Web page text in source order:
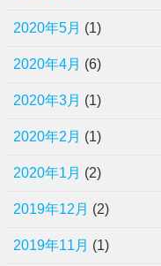
2020年5月 (1)
2020年4月 (6)
2020年3月 (1)
2020年2月 (1)
2020年1月 (2)
2019年12月 (2)
2019年11月 (1)